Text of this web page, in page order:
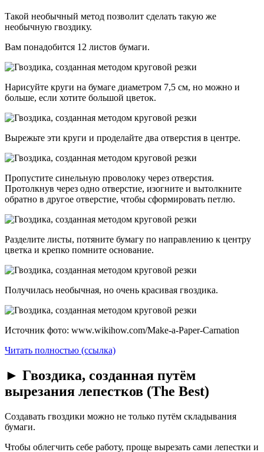
Такой необычный метод позволит сделать такую же
необычную гвоздику.
Вам понадобится 12 листов бумаги.
Нарисуйте круги на бумаге диаметром 7,5 см, но можно и
больше, если хотите большой цветок.
Вырежьте эти круги и проделайте два отверстия в центре.
Пропустите синельную проволоку через отверстия.
Протолкнув через одно отверстие, изогните и вытолкните
обратно в другое отверстие, чтобы сформировать петлю.
Разделите листы, потяните бумагу по направлению к центру
цветка и крепко помните основание.
Получилась необычная, но очень красивая гвоздика.
Источник фото: www.wikihow.com/Make-a-Paper-Carnation
Читать полностью (ссылка)
► Гвоздика, созданная путём
вырезания лепестков (The Best)
Создавать гвоздики можно не только путём складывания
бумаги.
Чтобы облегчить себе работу, проще вырезать сами лепестки и